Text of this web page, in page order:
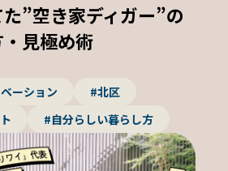
”空き家ディガー”の
見極め術
ーション
#北区
#自分らしい暮らし方